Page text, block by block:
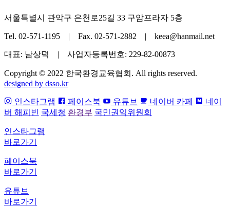
서울특별시 관악구 은천로25길 33 구암프라자 5층
Tel. 02-571-1195 | Fax. 02-571-2882 | keea@hanmail.net
대표: 남상덕 | 사업자등록번호: 229-82-00873
Copyright © 2022 한국환경교육협회. All rights reserved.
designed by dsso.kr
인스타그램 페이스북 유튜브 네이버 카페
네이
버 해피빈 국세청 환경부 국민권익위원회
인스타그램
바로가기
페이스북
바로가기
유튜브
바로가기